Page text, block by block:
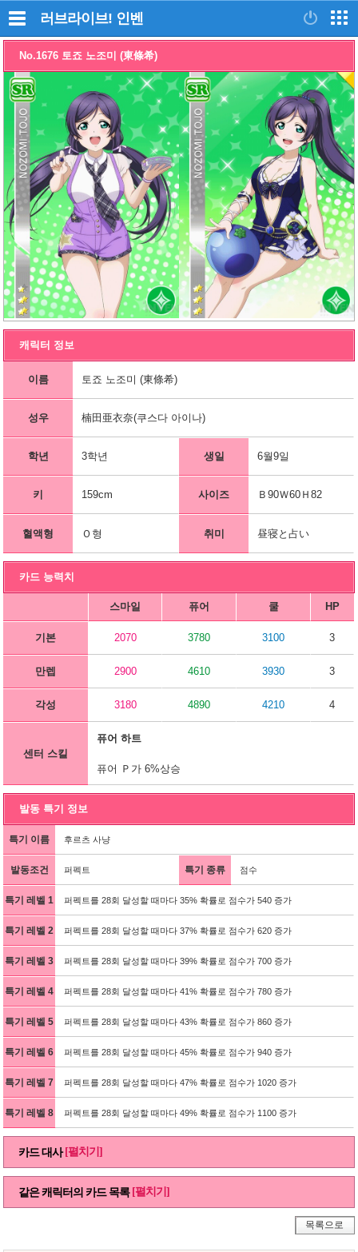
러브라이브! 인벤
No.1676 토죠 노조미 (東條希)
캐릭터 정보
이름 토죠 노조미 (東條希)
성우 楠田亜衣奈(쿠스다 아이나)
학년 3학년 생일 6월9일
키 159cm 사이즈 Ｂ90Ｗ60Ｈ82
혈액형 Ｏ형 취미 昼寝と占い
카드 능력치
스마일 퓨어 쿨 HP
기본 2070 3780 3100 3
만렙 2900 4610 3930 3
각성 3180 4890 4210 4
센터 스킬
퓨어 하트
퓨어 Ｐ가 6%상승
발동 특기 정보
특기 이름 후르츠 사냥
발동조건 퍼펙트 특기 종류 점수
특기 레벨 1 퍼펙트를 28회 달성할 때마다 35% 확률로 점수가 540 증가
특기 레벨 2 퍼펙트를 28회 달성할 때마다 37% 확률로 점수가 620 증가
특기 레벨 3 퍼펙트를 28회 달성할 때마다 39% 확률로 점수가 700 증가
특기 레벨 4 퍼펙트를 28회 달성할 때마다 41% 확률로 점수가 780 증가
특기 레벨 5 퍼펙트를 28회 달성할 때마다 43% 확률로 점수가 860 증가
특기 레벨 6 퍼펙트를 28회 달성할 때마다 45% 확률로 점수가 940 증가
특기 레벨 7 퍼펙트를 28회 달성할 때마다 47% 확률로 점수가 1020 증가
특기 레벨 8 퍼펙트를 28회 달성할 때마다 49% 확률로 점수가 1100 증가
카드 대사 [펼치기]
같은 캐릭터의 카드 목록 [펼치기]
목록으로